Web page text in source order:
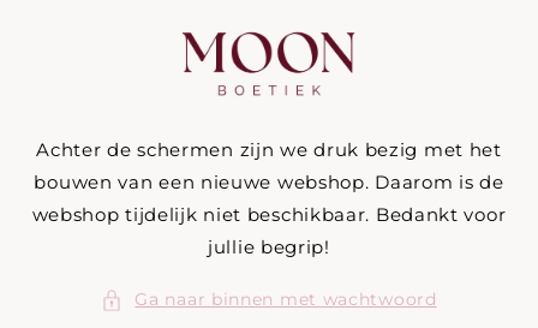
Achter de schermen zijn we druk bezig met het
bouwen van een nieuwe webshop. Daarom is de
webshop tijdelijk niet beschikbaar. Bedankt voor
jullie begrip!
Ga naar binnen met wachtwoord